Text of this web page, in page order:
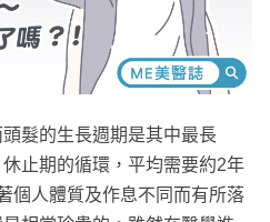
髮的生長週期是其中最長
止期的循環，平均需要約2年
個人體質及作息不同而有所落